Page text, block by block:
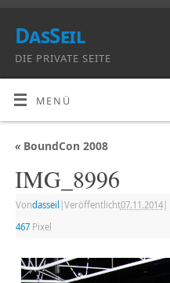
DasSeil
DIE PRIVATE SEITE
MENÜ
«BoundCon 2008
IMG_8996
Vondasseil Veröffentlicht07.11.2014|
467Pixel